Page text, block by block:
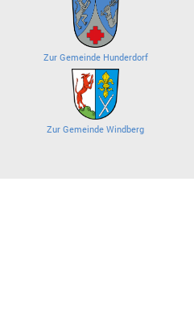
Zur Gemeinde Hunderdorf
Zur Gemeinde Windberg